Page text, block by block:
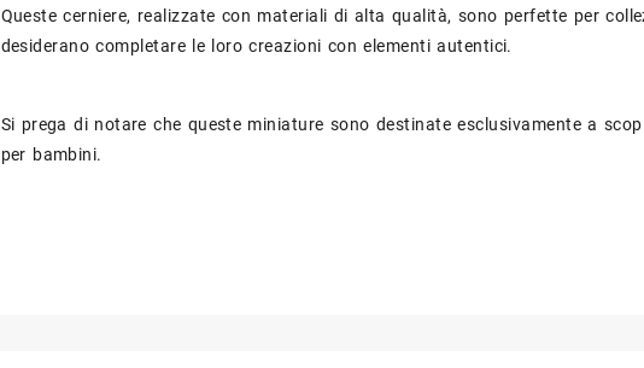
Queste cerniere, realizzate con materiali di alta qualità, sono perfette per
desiderano completare le loro creazioni con elementi autentici.
Si prega di notare che queste miniature sono destinate esclusivamente a
per bambini.